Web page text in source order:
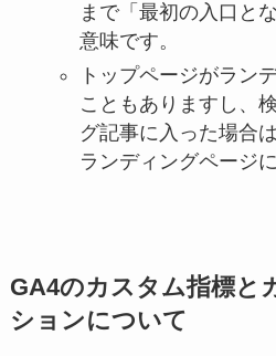
まで「最初の入口と
意味です。
トップページがラン
こともありますし、
グ記事に入った場合
ランディングページ
GA4のカスタム指標と
ションについて